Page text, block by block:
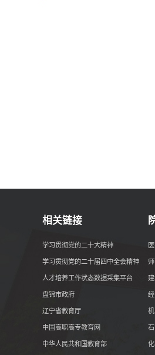
相关链接
学习贯彻党的二十大精神
学习贯彻党的二十届四中全会精神
人才培养工作状态数据采集平台
盘锦市政府
辽宁省教育厅
中国高职高专教育网
中华人民共和国教育部